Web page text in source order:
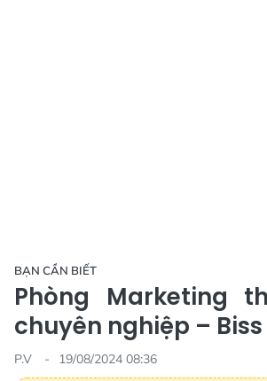
BẠN CẦN BIẾT
Phòng Marketing
chuyên nghiệp –
P.V
19/08/2024 08:36